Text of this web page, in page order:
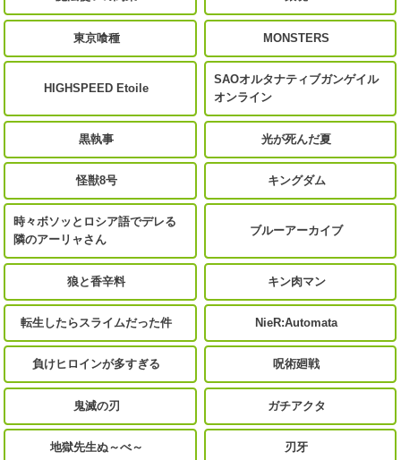
東京喰種 MONSTERS
HIGHSPEED Etoile
SAOオルタナティブガンゲイル
オンライン
黒執事 光が死んだ夏
怪獣8号 キングダム
時々ボソッとロシア語でデレる
隣のアーリャさん
ブルーアーカイブ
狼と香辛料 キン肉マン
転生したらスライムだった件 NieR:Automata
負けヒロインが多すぎる 呪術廻戦
鬼滅の刃 ガチアクタ
地獄先生ぬ～べ～ 刃牙